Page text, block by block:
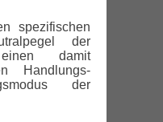
spezifischen
der
damit
Handlungs-
der